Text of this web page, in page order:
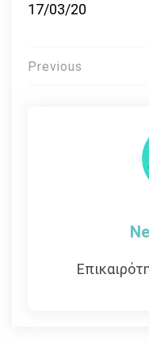
17/03/20
Πλοήγηση
Previous